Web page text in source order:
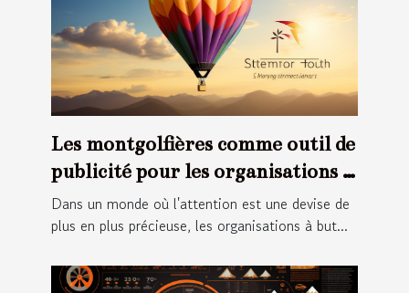
Les montgolfières comme outil de
publicité pour les organisations à
but non lucratif
Dans un monde où l'attention est une devise de
plus en plus précieuse, les organisations à but...